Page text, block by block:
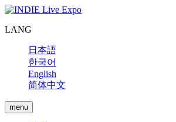
LANG
日本語
한국어
English
简体中文
menu